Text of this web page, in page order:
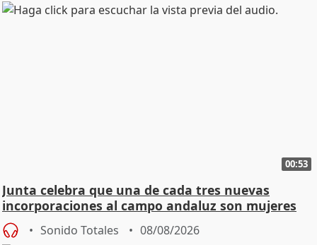
00:53
Junta celebra que una de cada tres nuevas
incorporaciones al campo andaluz son mujeres
jóvenes
Sonido Totales 08/08/2026